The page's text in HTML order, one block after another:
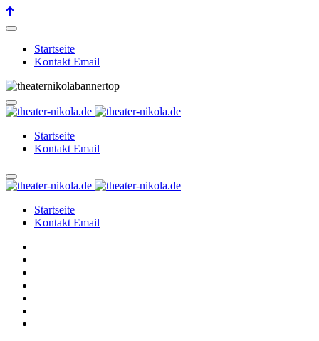
Startseite
Kontakt Email
Startseite
Kontakt Email
Startseite
Kontakt Email